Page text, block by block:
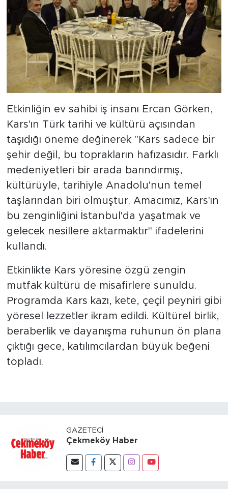
Etkinliğin ev sahibi iş insanı Ercan Görken,
Kars'ın Türk tarihi ve kültürü açısından
taşıdığı öneme değinerek "Kars sadece bir
şehir değil, bu toprakların hafızasıdır. Farklı
medeniyetleri bir arada barındırmış,
kültürüyle, tarihiyle Anadolu'nun temel
taşlarından biri olmuştur. Amacımız, Kars'ın
bu zenginliğini İstanbul'da yaşatmak ve
gelecek nesillere aktarmaktır" ifadelerini
kullandı.
Etkinlikte Kars yöresine özgü zengin
mutfak kültürü de misafirlere sunuldu.
Programda Kars kazı, kete, çeçil peyniri gibi
yöresel lezzetler ikram edildi. Kültürel birlik,
beraberlik ve dayanışma ruhunun ön plana
çıktığı gece, katılımcılardan büyük beğeni
topladı.
GAZETECI
Çekmeköy Haber